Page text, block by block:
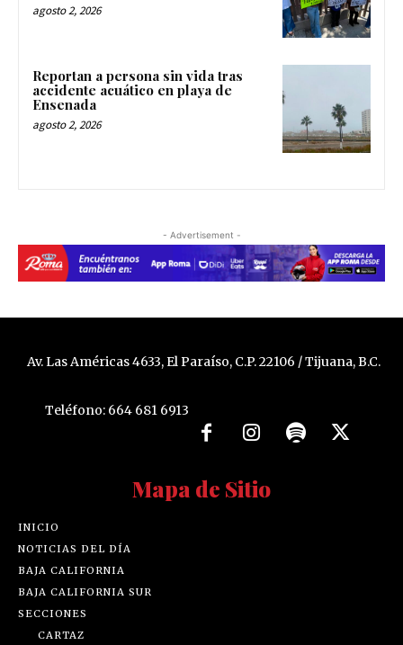
agosto 2, 2026
Reportan a persona sin vida tras
accidente acuático en playa de
Ensenada
agosto 2, 2026
- Advertisement -
Av. Las Américas 4633, El Paraíso, C.P. 22106 / Tijuana, B.C.
Teléfono: 664 681 6913
Mapa de Sitio
INICIO
NOTICIAS DEL DÍA
BAJA CALIFORNIA
BAJA CALIFORNIA SUR
SECCIONES
CARTAZ